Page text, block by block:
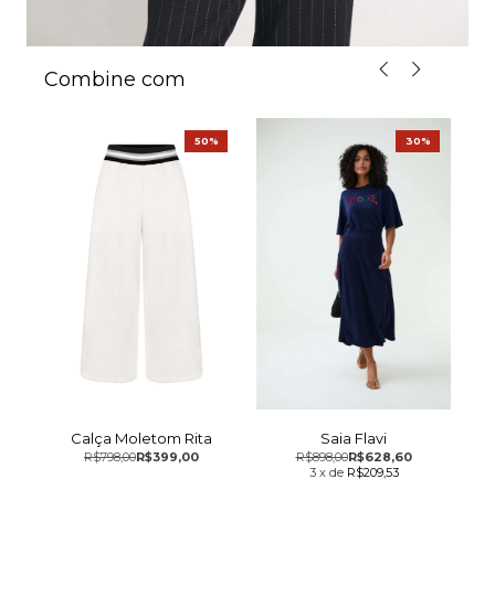
Combine com
Calça Moletom Rita
R$399,00
R$798,00
50%
Saia Flavi
R$628,60
R$898,00
3 x de R$209,53
30%